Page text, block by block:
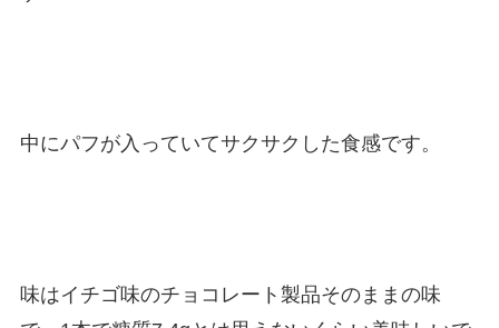
中にパフが入っていてサクサクした食感です。
味はイチゴ味のチョコレート製品そのままの味